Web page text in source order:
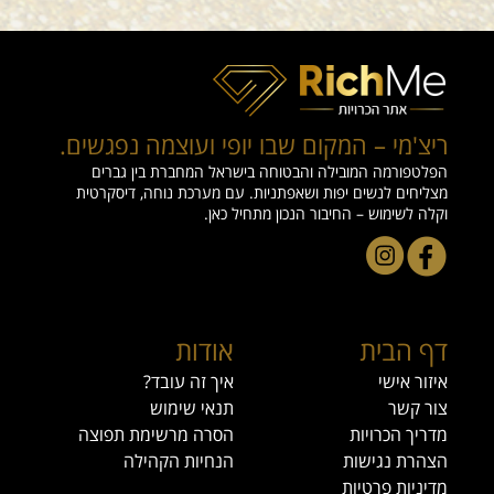
לכם, ומה הגבולות האישיים של כל צד. שיחה פתוחה יוצרת ביטחון,
נקי ובלב שקט
דף הבית
איזור אישי
צור קשר
מדריך הכרויות
הצהרת נגישות
מדיניות פרטיות
אודות
איך זה עובד?
תנאי שימוש
הסרה מרשימת תפוצה
הנחיות הקהילה
ריצ'מי – המקום שבו יופי ועוצמה נפגשים.
הפלטפורמה המובילה והבטוחה בישראל המחברת בין גברים
מצליחים לנשים יפות ושאפתניות. עם מערכת נוחה, דיסקרטית
וקלה לשימוש – החיבור הנכון מתחיל כאן.